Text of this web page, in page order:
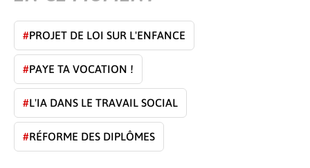
#PROJET DE LOI SUR L'ENFANCE
#PAYE TA VOCATION !
#L'IA DANS LE TRAVAIL SOCIAL
#RÉFORME DES DIPLÔMES